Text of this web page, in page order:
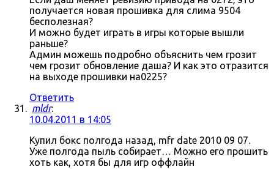
получается новая прошивка для слима 9504
бесполезная?
И можно будет играть в игры которые вышли
раньше?
Админ можешь подробно объяснить чем грозит
чем грозит обновление даша? И как это отразится
на выходе прошивки на0225?
Ответить
mldr:
10.04.2011 в 14:05
Купил бокс полгода назад, mfr date 2010 09 07.
Уже полгода пыль собирает… Можно его прошить
хоть как, хотя бы для игр оффлайн